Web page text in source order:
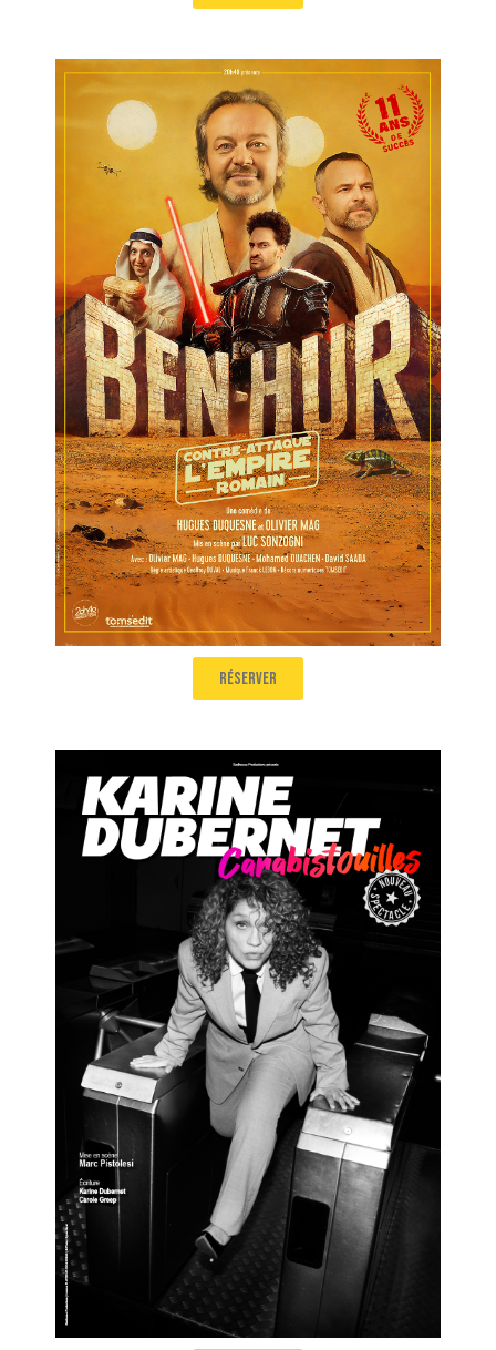
Ben-Hur
Contre-attaque l’Empire romain
Salle 1
16h25
réserver
Karine Dubernet
Carabistouilles
Salle 2
15h10